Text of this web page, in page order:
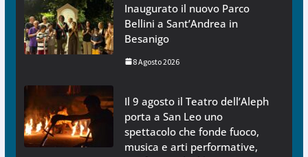
Inaugurato il nuovo Parco
Bellini a Sant’Andrea in
Besanigo
8 Agosto 2026
Il 9 agosto il Teatro dell’Aleph
porta a San Leo uno
spettacolo che fonde fuoco,
musica e arti performative,